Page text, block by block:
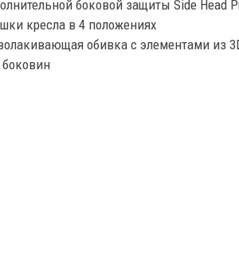
боковой защиты Side Head
кресла в 4 положениях
обивка с элементами из